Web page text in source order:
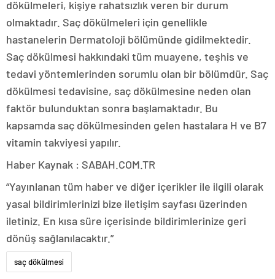
dökülmeleri, kişiye rahatsızlık veren bir durum
olmaktadır. Saç dökülmeleri için genellikle
hastanelerin Dermatoloji bölümünde gidilmektedir.
Saç dökülmesi hakkındaki tüm muayene, teşhis ve
tedavi yöntemlerinden sorumlu olan bir bölümdür. Saç
dökülmesi tedavisine, saç dökülmesine neden olan
faktör bulunduktan sonra başlamaktadır. Bu
kapsamda saç dökülmesinden gelen hastalara H ve B7
vitamin takviyesi yapılır.
Haber Kaynak : SABAH.COM.TR
“Yayınlanan tüm haber ve diğer içerikler ile ilgili olarak
yasal bildirimlerinizi bize iletişim sayfası üzerinden
iletiniz. En kısa süre içerisinde bildirimlerinize geri
dönüş sağlanılacaktır.”
saç dökülmesi